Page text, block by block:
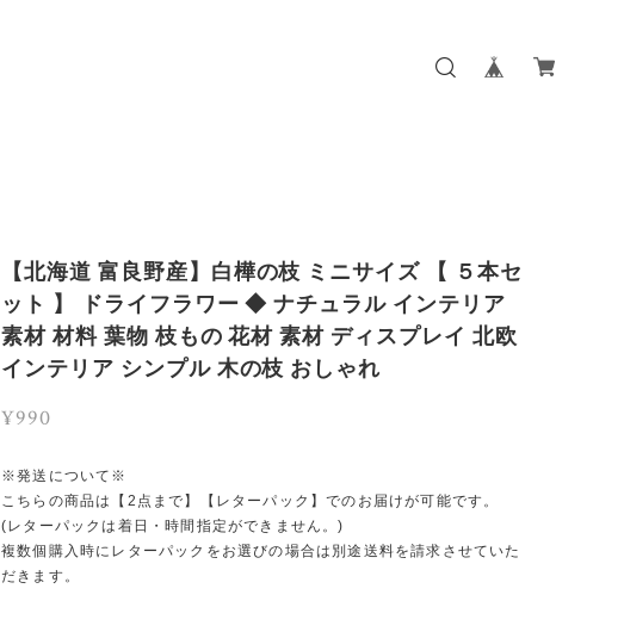
【北海道 富良野産】白樺の枝 ミニサイズ 【 ５本セ
ット 】 ドライフラワー ◆ ナチュラル インテリア
素材 材料 葉物 枝もの 花材 素材 ディスプレイ 北欧
インテリア シンプル 木の枝 おしゃれ
¥990
※発送について※
こちらの商品は【2点まで】【レターパック】でのお届けが可能です。
(レターパックは着日・時間指定ができません。)
複数個購入時にレターパックをお選びの場合は別途送料を請求させていた
だきます。